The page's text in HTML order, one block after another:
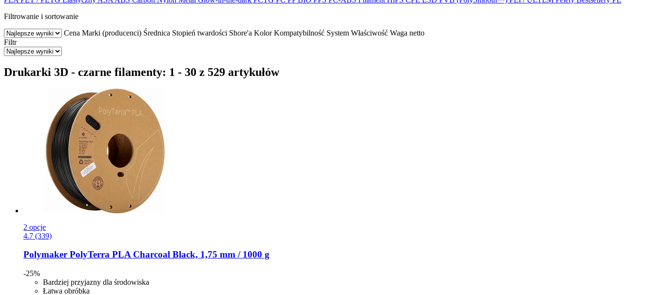
Filtrowanie i sortowanie
Cena Marki (producenci) Średnica Stopień twardości Shore'a Kolor Kompatybilność System Właściwość Waga netto
Filtr
Drukarki 3D - czarne filamenty: 1 - 30 z 529 artykułów
2 opcje
4.7 (339)
Polymaker PolyTerra PLA Charcoal Black, 1,75 mm / 1000 g
-25%
Bardziej przyjazny dla środowiska
Łatwa obróbka